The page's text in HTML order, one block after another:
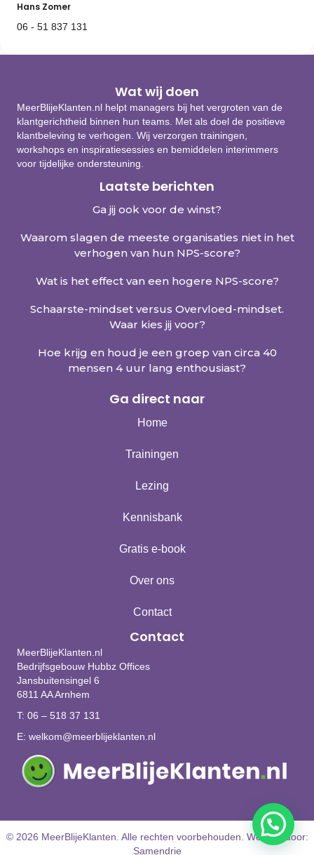
Hans Zomer
06 - 51 837 131
Wat wij doen
MeerBlijeKlanten.nl helpt managers bij het vergroten van de
klantgerichtheid binnen hun teams. Met als doel de positieve
klantbeleving te verhogen. Wij verzorgen trainingen,
workshops en inspiratiesessies en bemiddelen interimmers
voor tijdelijke ondersteuning.
Laatste berichten
Ga jij ook voor de winst?
Waarom slagen de meeste organisaties niet in het
verhogen van hun NPS-score?
Wat is het effect van een hogere NPS-score?
Schaarste-mindset versus Overvloed-mindset.
Waar kies jij voor?
Hoe krijg en houd je een groep van circa 40
mensen 4 uur lang enthousiast?
Ga direct naar
Home
Trainingen
Lezing
Kennisbank
Gratis e-book
Over ons
Contact
Contact
MeerBlijeKlanten.nl
Bedrijfsgebouw Hubbz Offices
Jansbuitensingel 6
6811 AA Arnhem
T: 06 – 518 37 131
E: welkom@meerblijeklanten.nl
© 2026 MeerBlijeKlanten. Alle rechten voorbehouden. Website door:
Samendrie